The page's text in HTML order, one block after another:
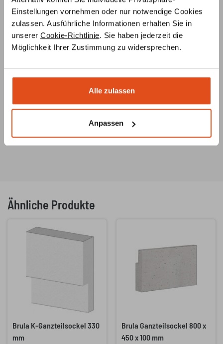
Einstellungen vornehmen oder nur notwendige Cookies
zulassen. Ausführliche Informationen erhalten Sie in
unserer Cookie-Richtlinie. Sie haben jederzeit die
Möglichkeit Ihrer Zustimmung zu widersprechen.
Alle zulassen
Anpassen
Ihres Wunsch-Ofens erstellen – ganzunverbindlich und
kostenlos , nach Ihren Angaben und Vorstellungen.
Individuelle Beratung
UnsereOfenbauerstehen Ihnen von der
Ihres Ofensjederzeit beratendzur Seite
Unsere Ofenbauerberaten Sie umfassend zu
Ersatzteilen für Ihren Ofen oder Kamin und helfen Ihnen
Ähnliche Produkte
Brula K-Ganzteilsockel 330
mm
Brula Ganzteilsockel 800 x
450 x 100 mm